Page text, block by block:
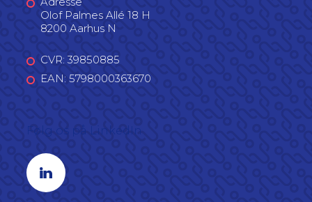
Olof Palmes Allé 18 H
8200 Aarhus N
CVR: 39850885
EAN: 5798000363670
Linkedin profil